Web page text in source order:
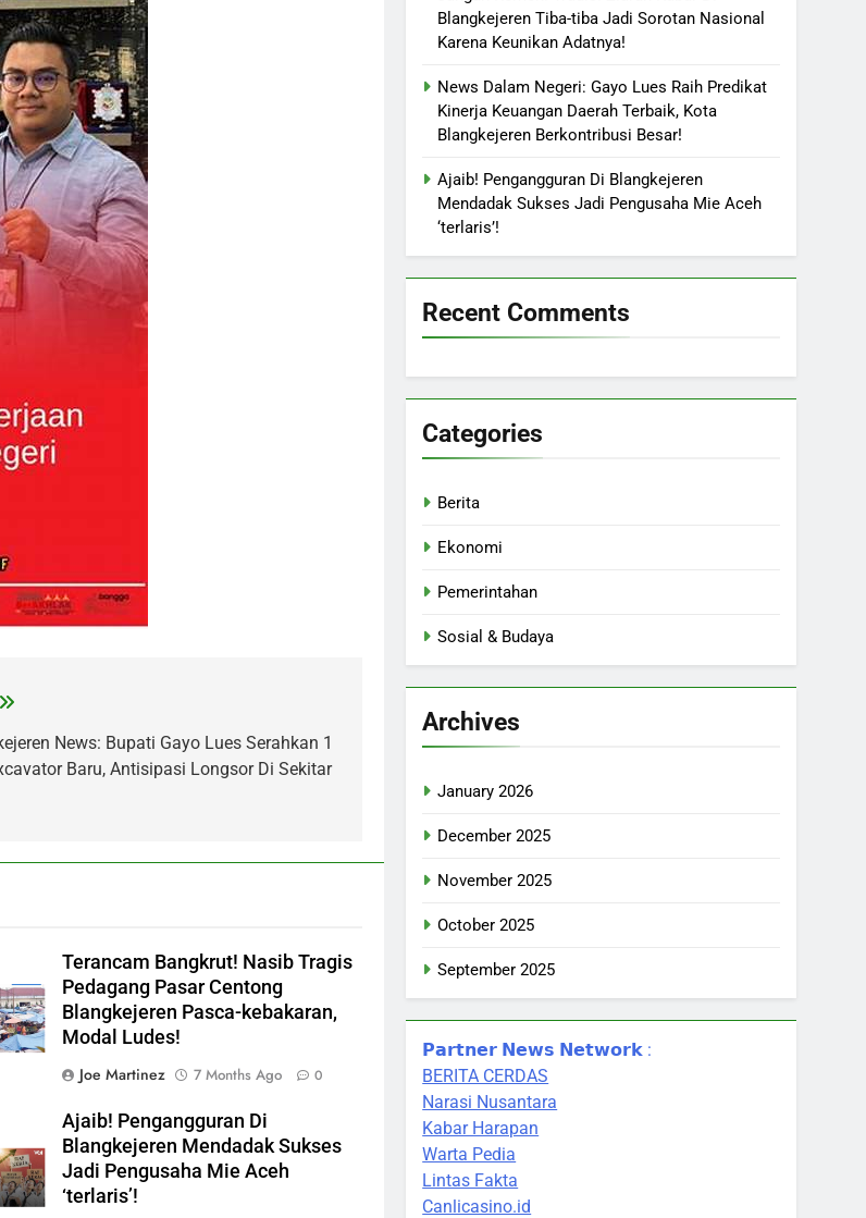
News: Bupati Gayo Lues Serahkan 1
Baru, Antisipasi Longsor Di Sekitar
Terancam Bangkrut! Nasib Tragis
Pedagang Pasar Centong
Blangkejeren Pasca-kebakaran,
Modal Ludes!
Joe Martinez
7 Months Ago 0
Ajaib! Pengangguran Di
Blangkejeren Mendadak Sukses
Jadi Pengusaha Mie Aceh
‘terlaris’!
Blangkejeren Tiba-tiba Jadi Sorotan Nasional
Karena Keunikan Adatnya!
News Dalam Negeri: Gayo Lues Raih Predikat
Kinerja Keuangan Daerah Terbaik, Kota
Blangkejeren Berkontribusi Besar!
Ajaib! Pengangguran Di Blangkejeren
Mendadak Sukses Jadi Pengusaha Mie Aceh
‘terlaris’!
Recent Comments
Categories
Berita
Ekonomi
Pemerintahan
Sosial & Budaya
Archives
January 2026
December 2025
November 2025
October 2025
September 2025
𝗣𝗮𝗿𝘁𝗻𝗲𝗿 𝗡𝗲𝘄𝘀 𝗡𝗲𝘁𝘄𝗼𝗿𝗸 :
BERITA CERDAS
Narasi Nusantara
Kabar Harapan
Warta Pedia
Lintas Fakta
Canlicasino.id